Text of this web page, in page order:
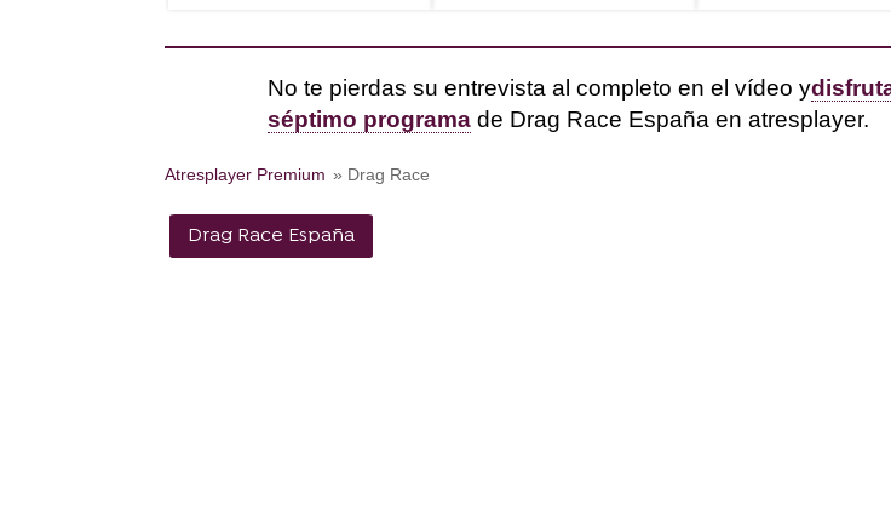
No te pierdas su entrevista al completo en el vídeo y
séptimo programa de Drag Race España en atresplayer.
Atresplayer Premium » Drag Race
Drag Race España